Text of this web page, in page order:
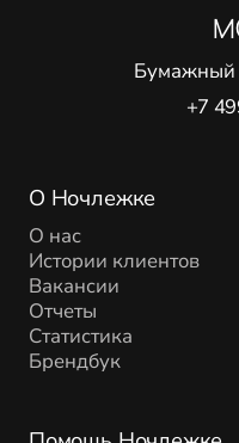
О Ночлежке
О нас
Истории клиентов
Вакансии
Отчеты
Статистика
Брендбук
Бумажный
+7